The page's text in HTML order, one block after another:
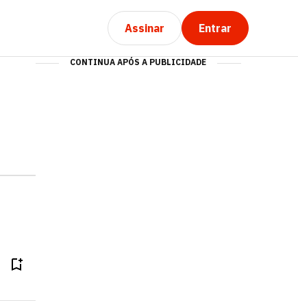
Assinar Entrar
CONTINUA APÓS A PUBLICIDADE